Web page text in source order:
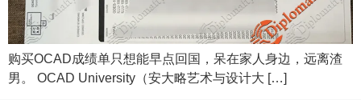
购买OCAD成绩单只想能早点回国，呆在家人身边，远离渣
男。 OCAD University（安大略艺术与设计大 […]